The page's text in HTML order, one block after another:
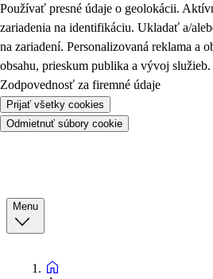
Používať presné údaje o geolokácii.
zariadenia na identifikáciu. Ukladať a/
na zariadení. Personalizovaná reklama a
obsahu, prieskum publika a vývoj služieb.
Zodpovednosť za firemné údaje
Prijať všetky cookies
Odmietnuť súbory cookie
Menu